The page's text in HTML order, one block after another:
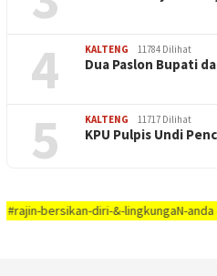
4 KALTENG 11784 Dilihat
Dua Paslon Bupati
5 KALTENG 11717 Dilihat
KPU Pulpis Undi
diri-&-lingkungaN-anda -